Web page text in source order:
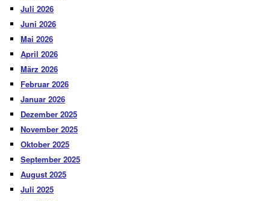
Juli 2026
Juni 2026
Mai 2026
April 2026
März 2026
Februar 2026
Januar 2026
Dezember 2025
November 2025
Oktober 2025
September 2025
August 2025
Juli 2025